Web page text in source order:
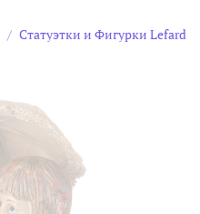
Статуэтки и Фигурки Lefard